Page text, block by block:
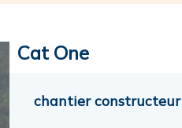
Cat One
chantier constructeur